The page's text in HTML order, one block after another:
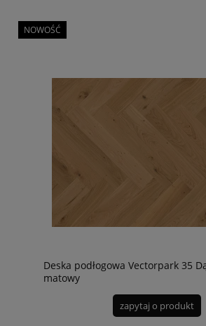
Deska podłogowa Vectorpark 35
matowy
zapytaj o produkt
NOWOŚĆ